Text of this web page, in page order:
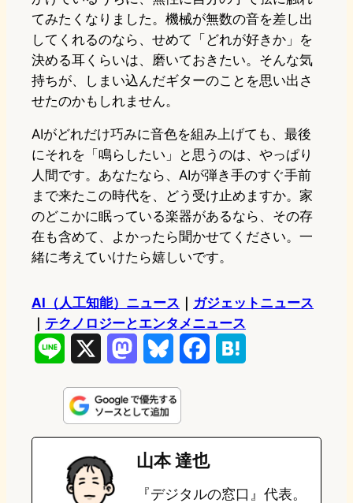
てみたくなりました。機械が無数の音を差し出
してくれるのなら、せめて「どれが好きか」を
決める耳くらいは、磨いておきたい。そんな気
持ちが、しまい込んだギターのことを思い出さ
せたのかもしれません。
AIがどれだけ巧みに音色を組み上げても、最後
にそれを「鳴らしたい」と思うのは、やっぱり
人間です。あなたなら、AIが弾き手のすぐ手前
まで来たこの時代を、どう受け止めますか。家
のどこかに眠っている楽器があるなら、その存
在も含めて、よかったら聞かせてください。一
緒に考えていけたら嬉しいです。
AI（人工知能）ニュース ｜ ガジェットニュース
｜ テクノロジーとエンタメニュース
n
e
s
t
o
u
e
s
k
e
b
o
e
a
山本 達也
『デジタルの窓口』代表。